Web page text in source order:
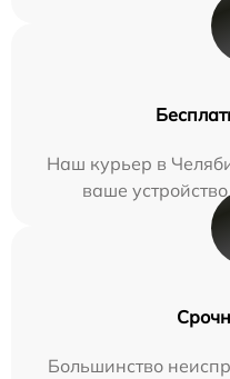
Наш курьер в
ваше
Большинство